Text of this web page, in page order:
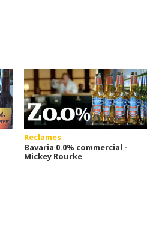
Reclames
Bavaria 0.0% commercial -
Mickey Rourke